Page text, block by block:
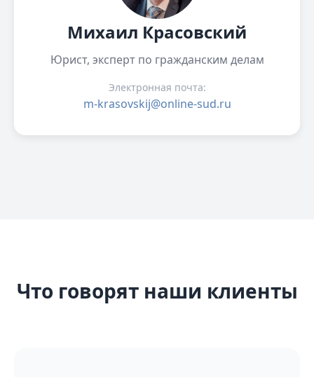
Михаил Красовский
Юрист, эксперт по гражданским делам
Электронная почта:
m-krasovskij@online-sud.ru
Что говорят наши клиенты